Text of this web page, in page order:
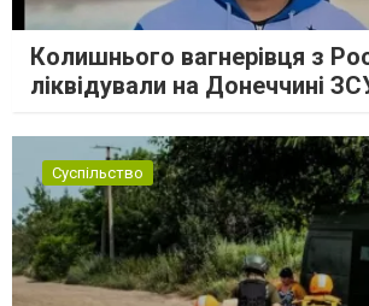
Колишнього вагнерівця з
ліквідували на Донеччині
Суспільство